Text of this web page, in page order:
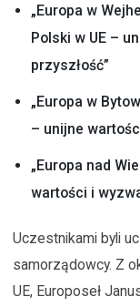
„Europa w
Polski w UE –
przyszłość”
„Europa w
– unijne
„Europa nad
wartości i
Uczestnikami byli
samorządowcy. Z
UE, Europoseł